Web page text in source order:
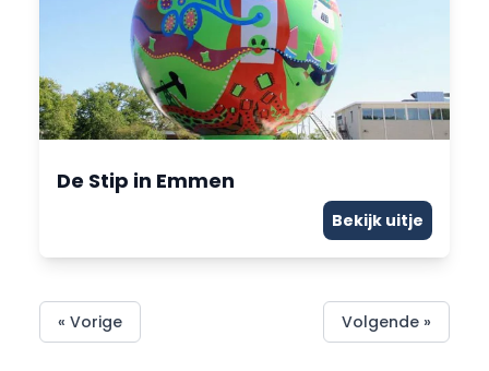
De Stip in Emmen
Bekijk uitje
« Vorige Volgende »